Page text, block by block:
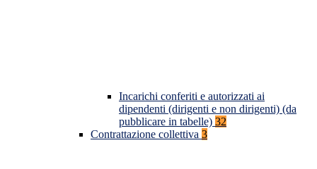
Incarichi conferiti e autorizzati ai
dipendenti (dirigenti e non dirigenti) (da
pubblicare in tabelle) 32
Contrattazione collettiva 3